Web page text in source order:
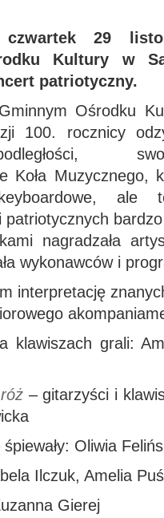
29
Kultury w
patriotyczny.
Ośrodku
100. rocznicy
Koła
ale
bardzo
nagradzała
wykonawców i
interpretację
klawiszach grali:
– gitarzyści i
śpiewały: Oliwia
Ilczuk, Amelia
Gierej